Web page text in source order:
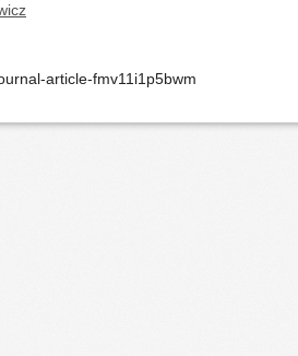
article-fmv11i1p5bwm